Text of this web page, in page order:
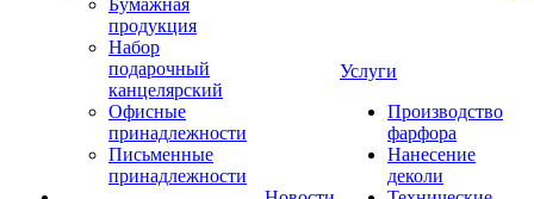
Бумажная
продукция
Набор
подарочный
канцелярский
Офисные
принадлежности
Письменные
принадлежности
Услуги
Производство
фарфора
Нанесение
деколи